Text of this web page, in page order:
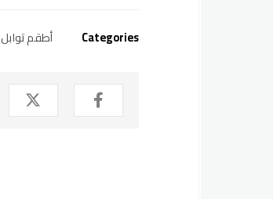
Categories أطقم توابل